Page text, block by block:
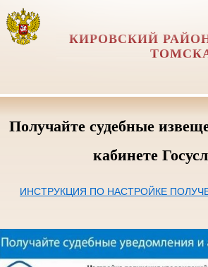
КИРОВСКИЙ
Получайте судебные
кабинете
ИНСТРУКЦИЯ ПО НАСТРОЙКЕ